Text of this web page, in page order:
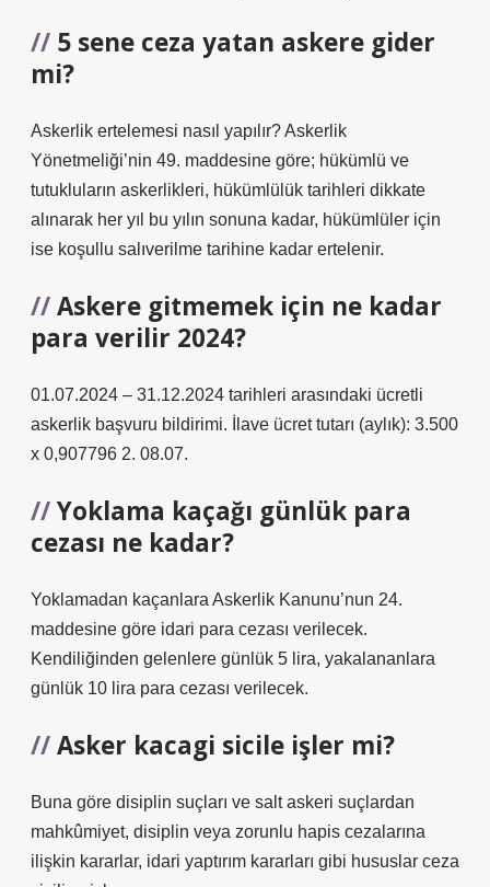
5 sene ceza yatan askere gider
mi?
Askerlik ertelemesi nasıl yapılır? Askerlik
Yönetmeliği’nin 49. maddesine göre; hükümlü ve
tutukluların askerlikleri, hükümlülük tarihleri ​​dikkate
alınarak her yıl bu yılın sonuna kadar, hükümlüler için
ise koşullu salıverilme tarihine kadar ertelenir.
Askere gitmemek için ne kadar
para verilir 2024?
01.07.2024 – 31.12.2024 tarihleri ​​arasındaki ücretli
askerlik başvuru bildirimi. İlave ücret tutarı (aylık): 3.500
x 0,907796 2. 08.07.
Yoklama kaçağı günlük para
cezası ne kadar?
Yoklamadan kaçanlara Askerlik Kanunu’nun 24.
maddesine göre idari para cezası verilecek.
Kendiliğinden gelenlere günlük 5 lira, yakalananlara
günlük 10 lira para cezası verilecek.
Asker kacagi sicile işler mi?
Buna göre disiplin suçları ve salt askeri suçlardan
mahkûmiyet, disiplin veya zorunlu hapis cezalarına
ilişkin kararlar, idari yaptırım kararları gibi hususlar ceza